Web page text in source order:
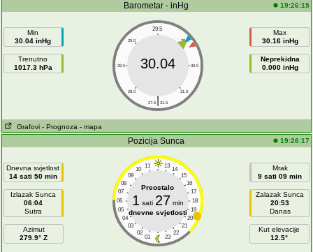
Barometar - inHg 19:26:15
Min
30.04 inHg
Trenutno
1017.3 hPa
29.5
29.0 30.0
28.5 30.5
28.0 31.0
|
27.5 31.5
30.04
Max
30.16 inHg
Neprekidna
0.000 inHg
Grafovi - Prognoza - mapa
Pozicija Sunca 19:26:17
Dnevna svjetlost
14 sati 50 min
Izlazak Sunca
06:04
Sutra
Azimut
279.9° Z
11 13
10
14
09
15
08
16
07
17
06
18
05
19
04
20
03
21
02
22
01 23
Preostalo
1 sati 27 min
dnevne svjetlosti
Mrak
9 sati 09 min
Zalazak Sunca
20:53
Danas
Kut elevacije
12.5°